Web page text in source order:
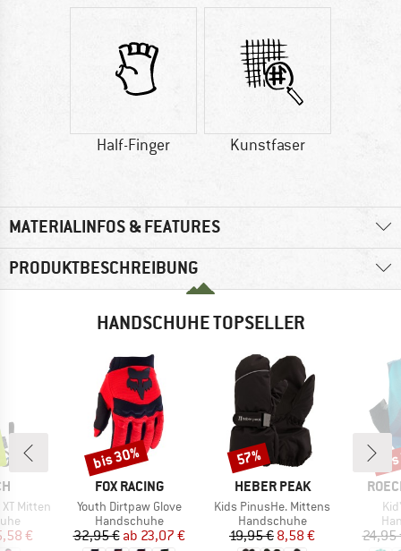
Half-Finger Kunstfaser
MATERIALINFOS & FEATURES
PRODUKTBESCHREIBUNG
HANDSCHUHE TOPSELLER
XT Mitten
Preis
€
MARKE
FOX RACING
Artikel
Youth Dirtpaw Glove
Produktgruppe
Handschuhe
Preis
32,95 € reduzierter Preis
ab 23,07 €
Rabatt
bis 30%
MARKE
HEBER PEAK
Artikel
Kids PinusHe. Mittens
Produktgruppe
Handschuhe
Preis
19,95 €reduzierter Preis
8,58 €
Rabatt
57%
24,95